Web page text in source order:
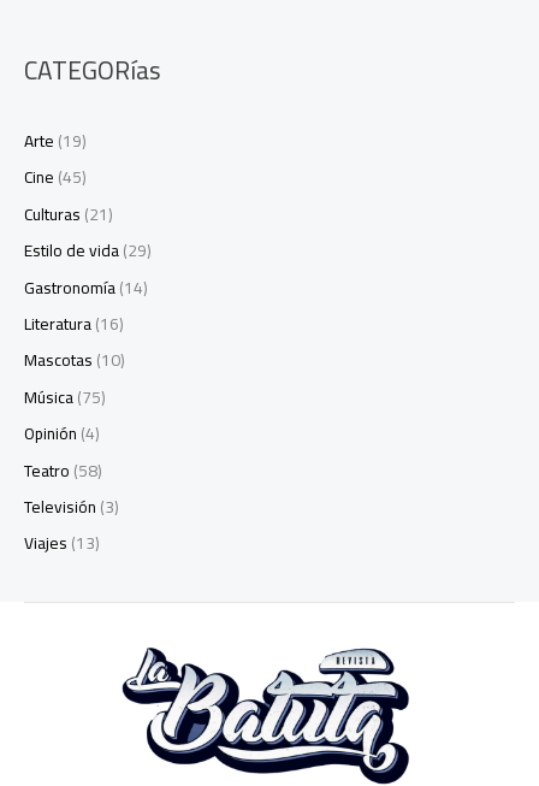
CATEGORías
Arte(19)
Cine(45)
Culturas(21)
Estilo de vida(29)
Gastronomía(14)
Literatura(16)
Mascotas(10)
Música(75)
Opinión(4)
Teatro(58)
Televisión(3)
Viajes(13)